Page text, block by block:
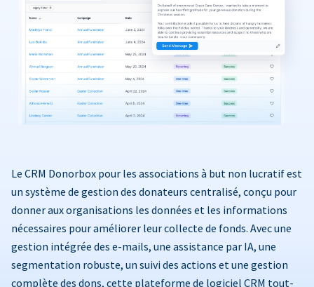
Le CRM Donorbox pour les associations à but non lucratif est
un système de gestion des donateurs centralisé, conçu pour
donner aux organisations les données et les informations
nécessaires pour améliorer leur collecte de fonds. Avec une
gestion intégrée des e-mails, une assistance par IA, une
segmentation robuste, un suivi des actions et une gestion
complète des dons, cette plateforme de logiciel CRM tout-